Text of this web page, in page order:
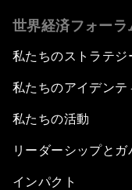
世界経済フォーラ
私たちのストラテジ
私たちのアイデンテ
私たちの活動
リーダーシップとガ
インパクト